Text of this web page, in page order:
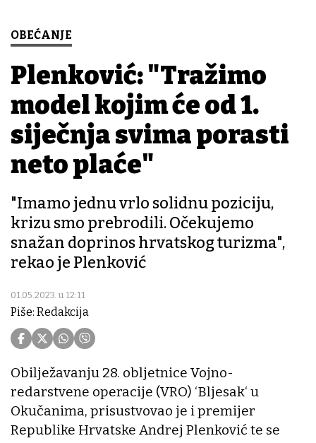
OBEĆANJE
Plenković: "Tražimo
model kojim će od 1.
siječnja svima porasti
neto plaće"
"Imamo jednu vrlo solidnu poziciju,
krizu smo prebrodili. Očekujemo
snažan doprinos hrvatskog turizma",
rekao je Plenković
01.05.2023. u 12:11
Piše: Redakcija
Obilježavanju 28. obljetnice Vojno-
redarstvene operacije (VRO) ‘Bljesak‘ u
Okučanima, prisustvovao je i premijer
Republike Hrvatske Andrej Plenković te se